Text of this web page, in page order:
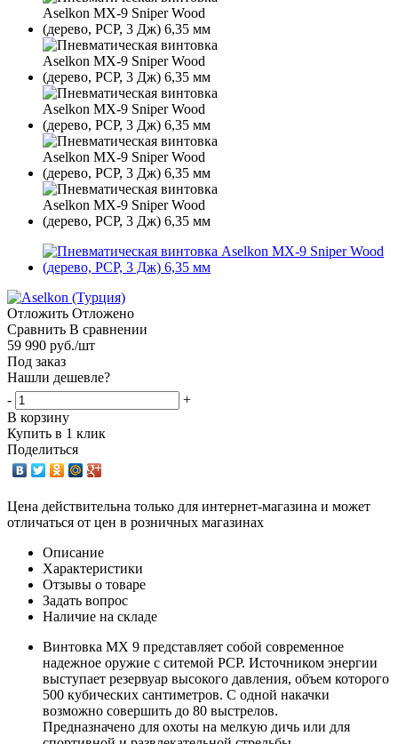
Отложить Отложено
Сравнить В сравнении
59 990 руб./шт
Под заказ
Нашли дешевле?
-
+
В корзину
Купить в 1 клик
Поделиться
Цена действительна только для интернет-магазина и может
отличаться от цен в розничных магазинах
Описание
Характеристики
Отзывы о товаре
Задать вопрос
Наличие на складе
Винтовка MX 9 представляет собой современное
надежное оружие с ситемой PCP. Источником энергии
выступает резервуар высокого давления, объем которого
500 кубических сантиметров. С одной накачки
возможно совершить до 80 выстрелов.
Предназначено для охоты на мелкую дичь или для